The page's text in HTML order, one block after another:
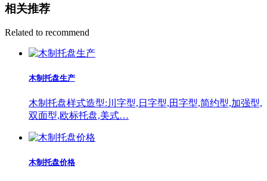
相关推荐
Related to recommend
木制托盘生产
木制托盘样式造型:川字型,日字型,田字型,简约型,加强型,
双面型,欧标托盘,美式…
木制托盘价格